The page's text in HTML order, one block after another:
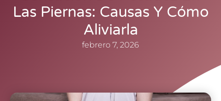
Las Piernas: Causas Y Cómo
Aliviarla
febrero 7, 2026